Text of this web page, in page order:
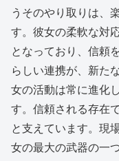
うそのやり取りは、
す。彼女の柔軟な対
となっており、信頼
らしい連携が、新た
女の活動は常に進化
す。信頼される存在
と支えています。現
女の最大の武器の一